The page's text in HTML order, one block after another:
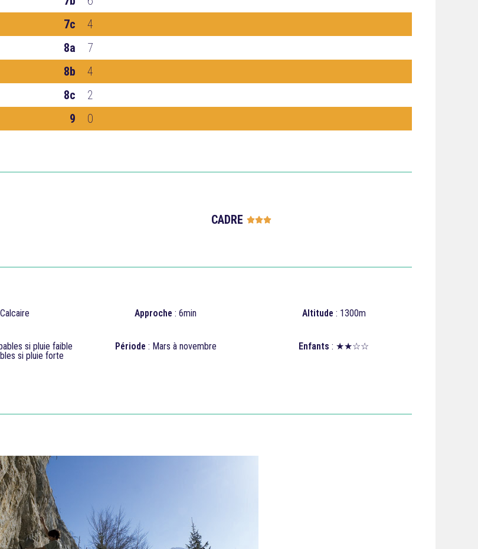
7c
4
8a
7
8b
4
8c
2
9
0
CADRE 
Approche : 6min Altitude : 1300m
si pluie faible
si pluie forte
Période : Mars à novembre Enfants : ★★☆☆